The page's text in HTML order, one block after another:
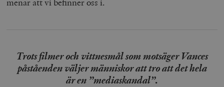
Trots filmer och vittnesmål som motsäger Vances
påståenden väljer människor att tro att det hela
är en ”mediaskandal”.